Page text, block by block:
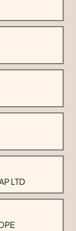
LTD